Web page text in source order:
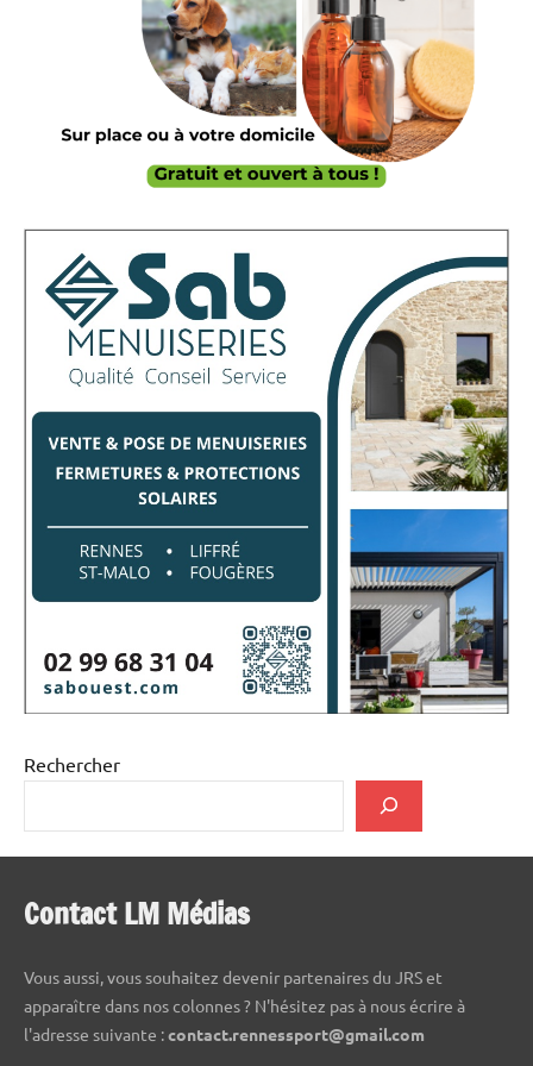
Rechercher
Contact LM Médias
Vous aussi, vous souhaitez devenir partenaires du JRS et
apparaître dans nos colonnes ? N'hésitez pas à nous écrire à
l'adresse suivante :contact.rennessport@gmail.com